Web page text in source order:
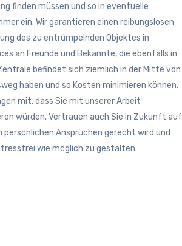
finden müssen und so in eventuelle
ein. Wir garantieren einen reibungslosen
des zu entrümpelnden Objektes in
an Freunde und Bekannte, die ebenfalls in
befindet sich ziemlich in der Mitte von
haben und so Kosten minimieren können.
mit, dass Sie mit unserer Arbeit
würden. Vertrauen auch Sie in Zukunft auf
Ansprüchen gerecht wird und
wie möglich zu gestalten.